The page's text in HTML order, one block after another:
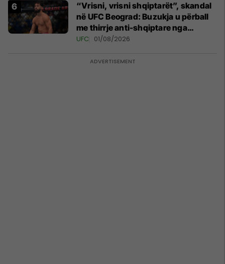
“Vrisni, vrisni shqiptarët”, skandal
në UFC Beograd: Buzukja u përball
me thirrje anti-shqiptare nga
tribunat
UFC 01/08/2026